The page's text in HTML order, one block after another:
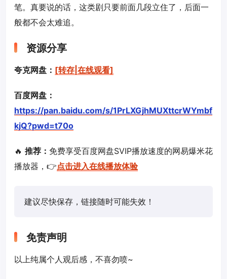
笔。真要说的话，这类剧只要前面几段立住了，后面一
般都不会太难追。
资源分享
夸克网盘： [转存|在线观看]
百度网盘：
https://pan.baidu.com/s/1PrLXGjhMUXttcrWYmbf
kjQ?pwd=t70o
🔥 推荐： 免费享受百度网盘SVIP播放速度的网易爆米花
播放器，👉点击进入在线播放体验
建议尽快保存，链接随时可能失效！
免责声明
以上纯属个人观后感，不喜勿喷~